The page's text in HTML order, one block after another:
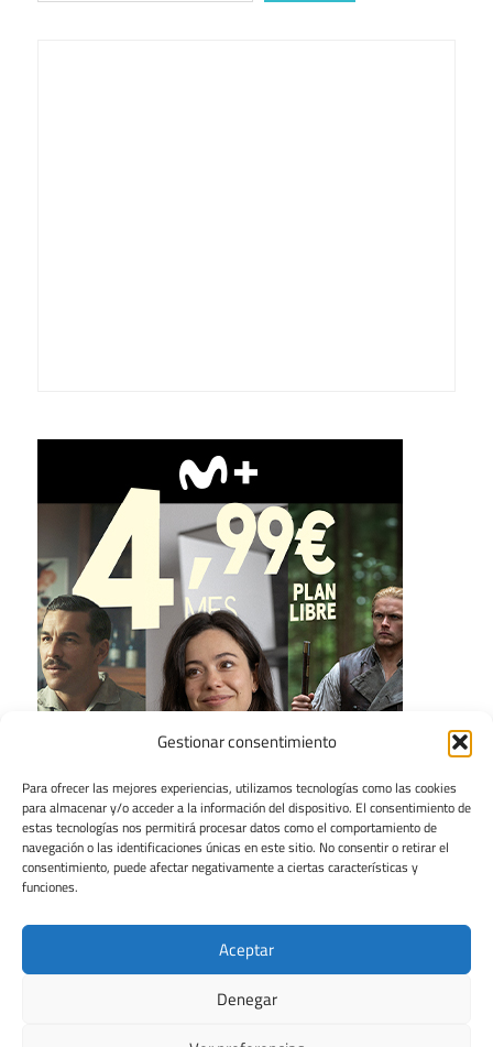
Gestionar consentimiento
Para ofrecer las mejores experiencias, utilizamos tecnologías como las cookies
para almacenar y/o acceder a la información del dispositivo. El consentimiento de
estas tecnologías nos permitirá procesar datos como el comportamiento de
navegación o las identificaciones únicas en este sitio. No consentir o retirar el
consentimiento, puede afectar negativamente a ciertas características y
funciones.
Aceptar
Denegar